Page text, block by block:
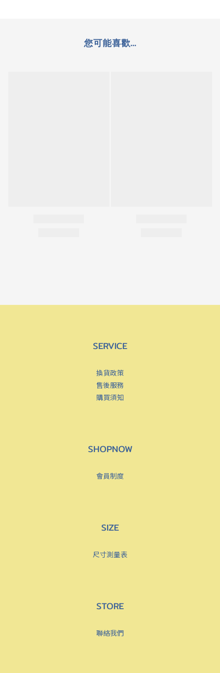
您可能喜歡...
SERVICE
換貨政策
售後服務
購買須知
SHOPNOW
會員制度
SIZE
尺寸測量表
STORE
聯絡我們